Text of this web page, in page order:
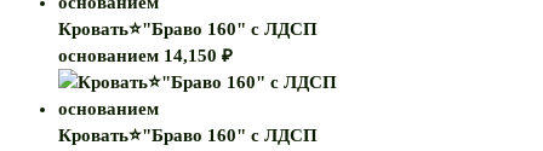
Кровать⭐"Браво 160" с ЛДСП
основанием 14,150 ₽
Кровать⭐"Браво 160" с ЛДСП